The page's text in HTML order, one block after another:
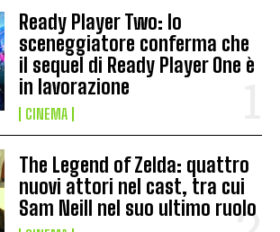
Ready Player Two: lo
sceneggiatore conferma che
il sequel di Ready Player One è
in lavorazione
CINEMA
The Legend of Zelda: quattro
nuovi attori nel cast, tra cui
Sam Neill nel suo ultimo ruolo